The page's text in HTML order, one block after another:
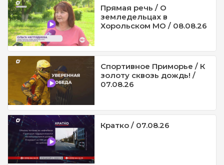
Прямая речь / О
земледельцах в
Хорольском МО / 08.08.26
Спортивное Приморье / К
золоту сквозь дождь! /
07.08.26
Кратко / 07.08.26